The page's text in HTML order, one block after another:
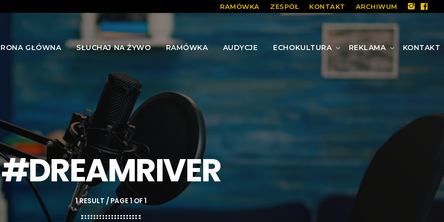
RAMÓWKA ZESPÓŁ KONTAKT ARCHIWUM
GŁÓWNA SŁUCHAJ NA ŻYWO RAMÓWKA AUDYCJE ECHOKULTURA REKLAMA KONTAKT
#DREAMRIVER
1 RESULT / PAGE 1 OF 1